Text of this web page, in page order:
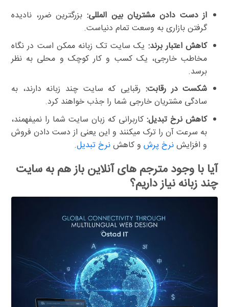
از دست دادن مشتریان بین المللی: بزرگترین ضرر، نادیده
گرفتن بازاری به وسعت تمام دنیاست.
کاهش اعتبار برند: یک سایت تک زبانه ممکن است در نگاه
مخاطب خارجی، یک کسب و کار کوچک و محلی به نظر
برسد.
شکست در رقابت: رقبایی که سایت چند زبانه دارند، به
سادگی مشتریان خارجی شما را جذب خواهند کرد.
کاهش نرخ تبدیل:کاربرانی که زبان سایت شما را نمیفهمند،
به سرعت آن را ترک میکنند و این یعنی از دست دادن فروش
و افزایشنرخ پرشو کاهشنرخ تبدیل.
آیا با وجود مترجم های آنلاین باز هم به سایت
چند زبانه نیاز داریم؟